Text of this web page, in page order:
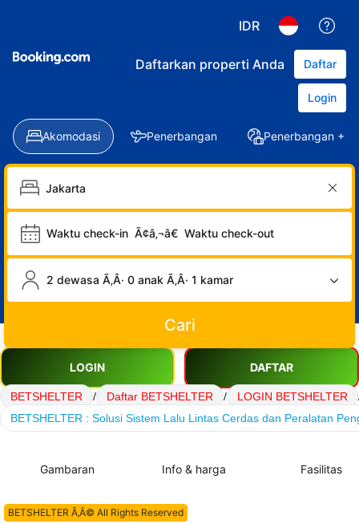
IDR
Daftarkan properti Anda Daftar
Login
Akomodasi Penerbangan Penerbangan +
Waktu check-in Ã¢â‚¬â€ Waktu check-out
2 dewasa Ã‚Â· 0 anak Ã‚Â· 1 kamar
Cari
LOGIN DAFTAR
BETSHELTER / Daftar BETSHELTER / LOGIN BETSHELTER
BETSHELTER : Solusi Sistem Lalu Lintas Cerdas dan Peralatan
Gambaran Info & harga Fasilitas
BETSHELTER Ã‚Â© All Rights Reserved